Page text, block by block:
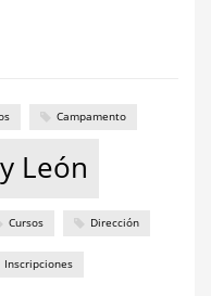
Campamento
León
Cursos Dirección
Inscripciones